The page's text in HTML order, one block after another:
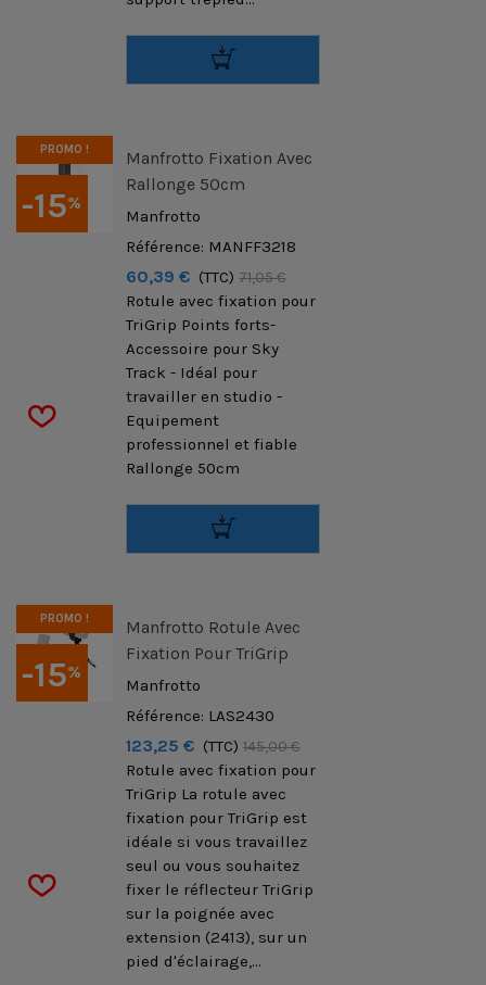
-15%
PROMO !
Manfrotto Fixation Avec
Rallonge 50cm
Manfrotto
Référence: MANFF3218
60,39 € (TTC) 71,05 €
Rotule avec fixation pour
TriGrip Points forts-
Accessoire pour Sky
Track - Idéal pour
travailler en studio -
Equipement
professionnel et fiable
Rallonge 50cm
-15%
PROMO !
Manfrotto Rotule Avec
Fixation Pour TriGrip
Manfrotto
Référence: LAS2430
123,25 € (TTC) 145,00 €
Rotule avec fixation pour
TriGrip La rotule avec
fixation pour TriGrip est
idéale si vous travaillez
seul ou vous souhaitez
fixer le réflecteur TriGrip
sur la poignée avec
extension (2413), sur un
pied d'éclairage,...